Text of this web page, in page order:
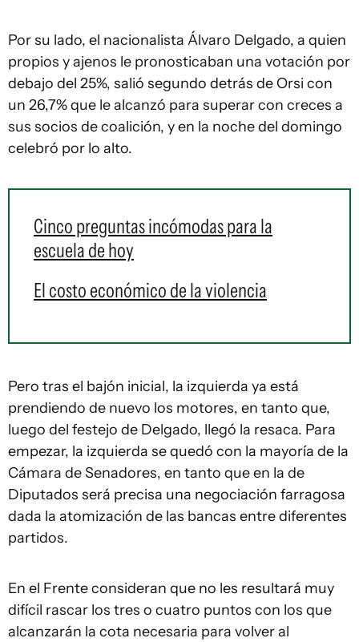
Por su lado, el nacionalista Álvaro Delgado, a quien
propios y ajenos le pronosticaban una votación por
debajo del 25%, salió segundo detrás de Orsi con
un 26,7% que le alcanzó para superar con creces a
sus socios de coalición, y en la noche del domingo
celebró por lo alto.
Cinco preguntas incómodas para la
escuela de hoy
El costo económico de la violencia
Pero tras el bajón inicial, la izquierda ya está
prendiendo de nuevo los motores, en tanto que,
luego del festejo de Delgado, llegó la resaca. Para
empezar, la izquierda se quedó con la mayoría de la
Cámara de Senadores, en tanto que en la de
Diputados será precisa una negociación farragosa
dada la atomización de las bancas entre diferentes
partidos.
En el Frente consideran que no les resultará muy
difícil rascar los tres o cuatro puntos con los que
alcanzarán la cota necesaria para volver al